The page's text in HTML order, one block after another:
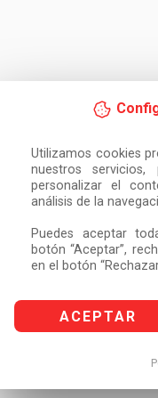
Utilizamos cookies
nuestros
personalizar el
análisis de la
Puedes aceptar
botón “Aceptar”,
en el botón
ACEPTAR